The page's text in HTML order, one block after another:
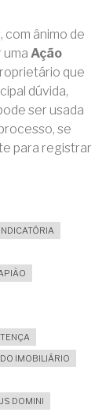
com ânimo de
uma Ação
que
dúvida,
ser usada
se
para registrar
IMOBILIÁRIO
DOMINI